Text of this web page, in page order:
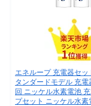
エネループ 充電器セ
タンダードモデル 充
回 ニッケル水素電池
プセット ニッケル水